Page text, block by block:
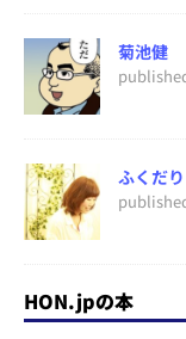
菊池健
ふくだ
HON.jpの本